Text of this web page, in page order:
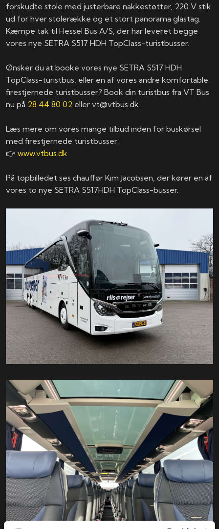
forskudte stole med justerbare nakkestøtter, 220 V stik
ud for hver stolerække og et stort panorama glastag.
Kæmpe tak til Hessel Bus A/S, der har leveret begge
vores nye SETRA S517 HDH TopClass-turistbusser.
Ønsker du at booke vores nye SETRA S517 HDH
TopClass-turistbus, eller en af vores andre komfortable
firestjernede turistbusser? Book din turistbus fra VT Bus
nu på 28 44 80 02 eller vt@vtbus.dk.
Læs mere om vores mange tilbud inden for buskørsel
med firestjernede turistbusser:
👉www.vtbus.dk
På topbilledet ses chauffør Kim Jacobsen, der kører en af
vores to nye SETRA S517HDH TopClass-busser.